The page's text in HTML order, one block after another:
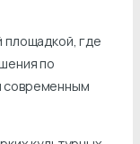
площадкой, где
по
современным